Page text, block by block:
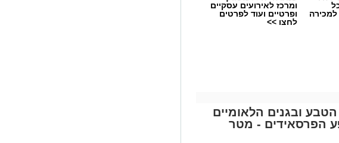
ומרכז לאירועים עסקיים
ופרטיים ועוד לפרטים
לחצו >>
ובגנים הלאומיים
הפרסאידים - מטר